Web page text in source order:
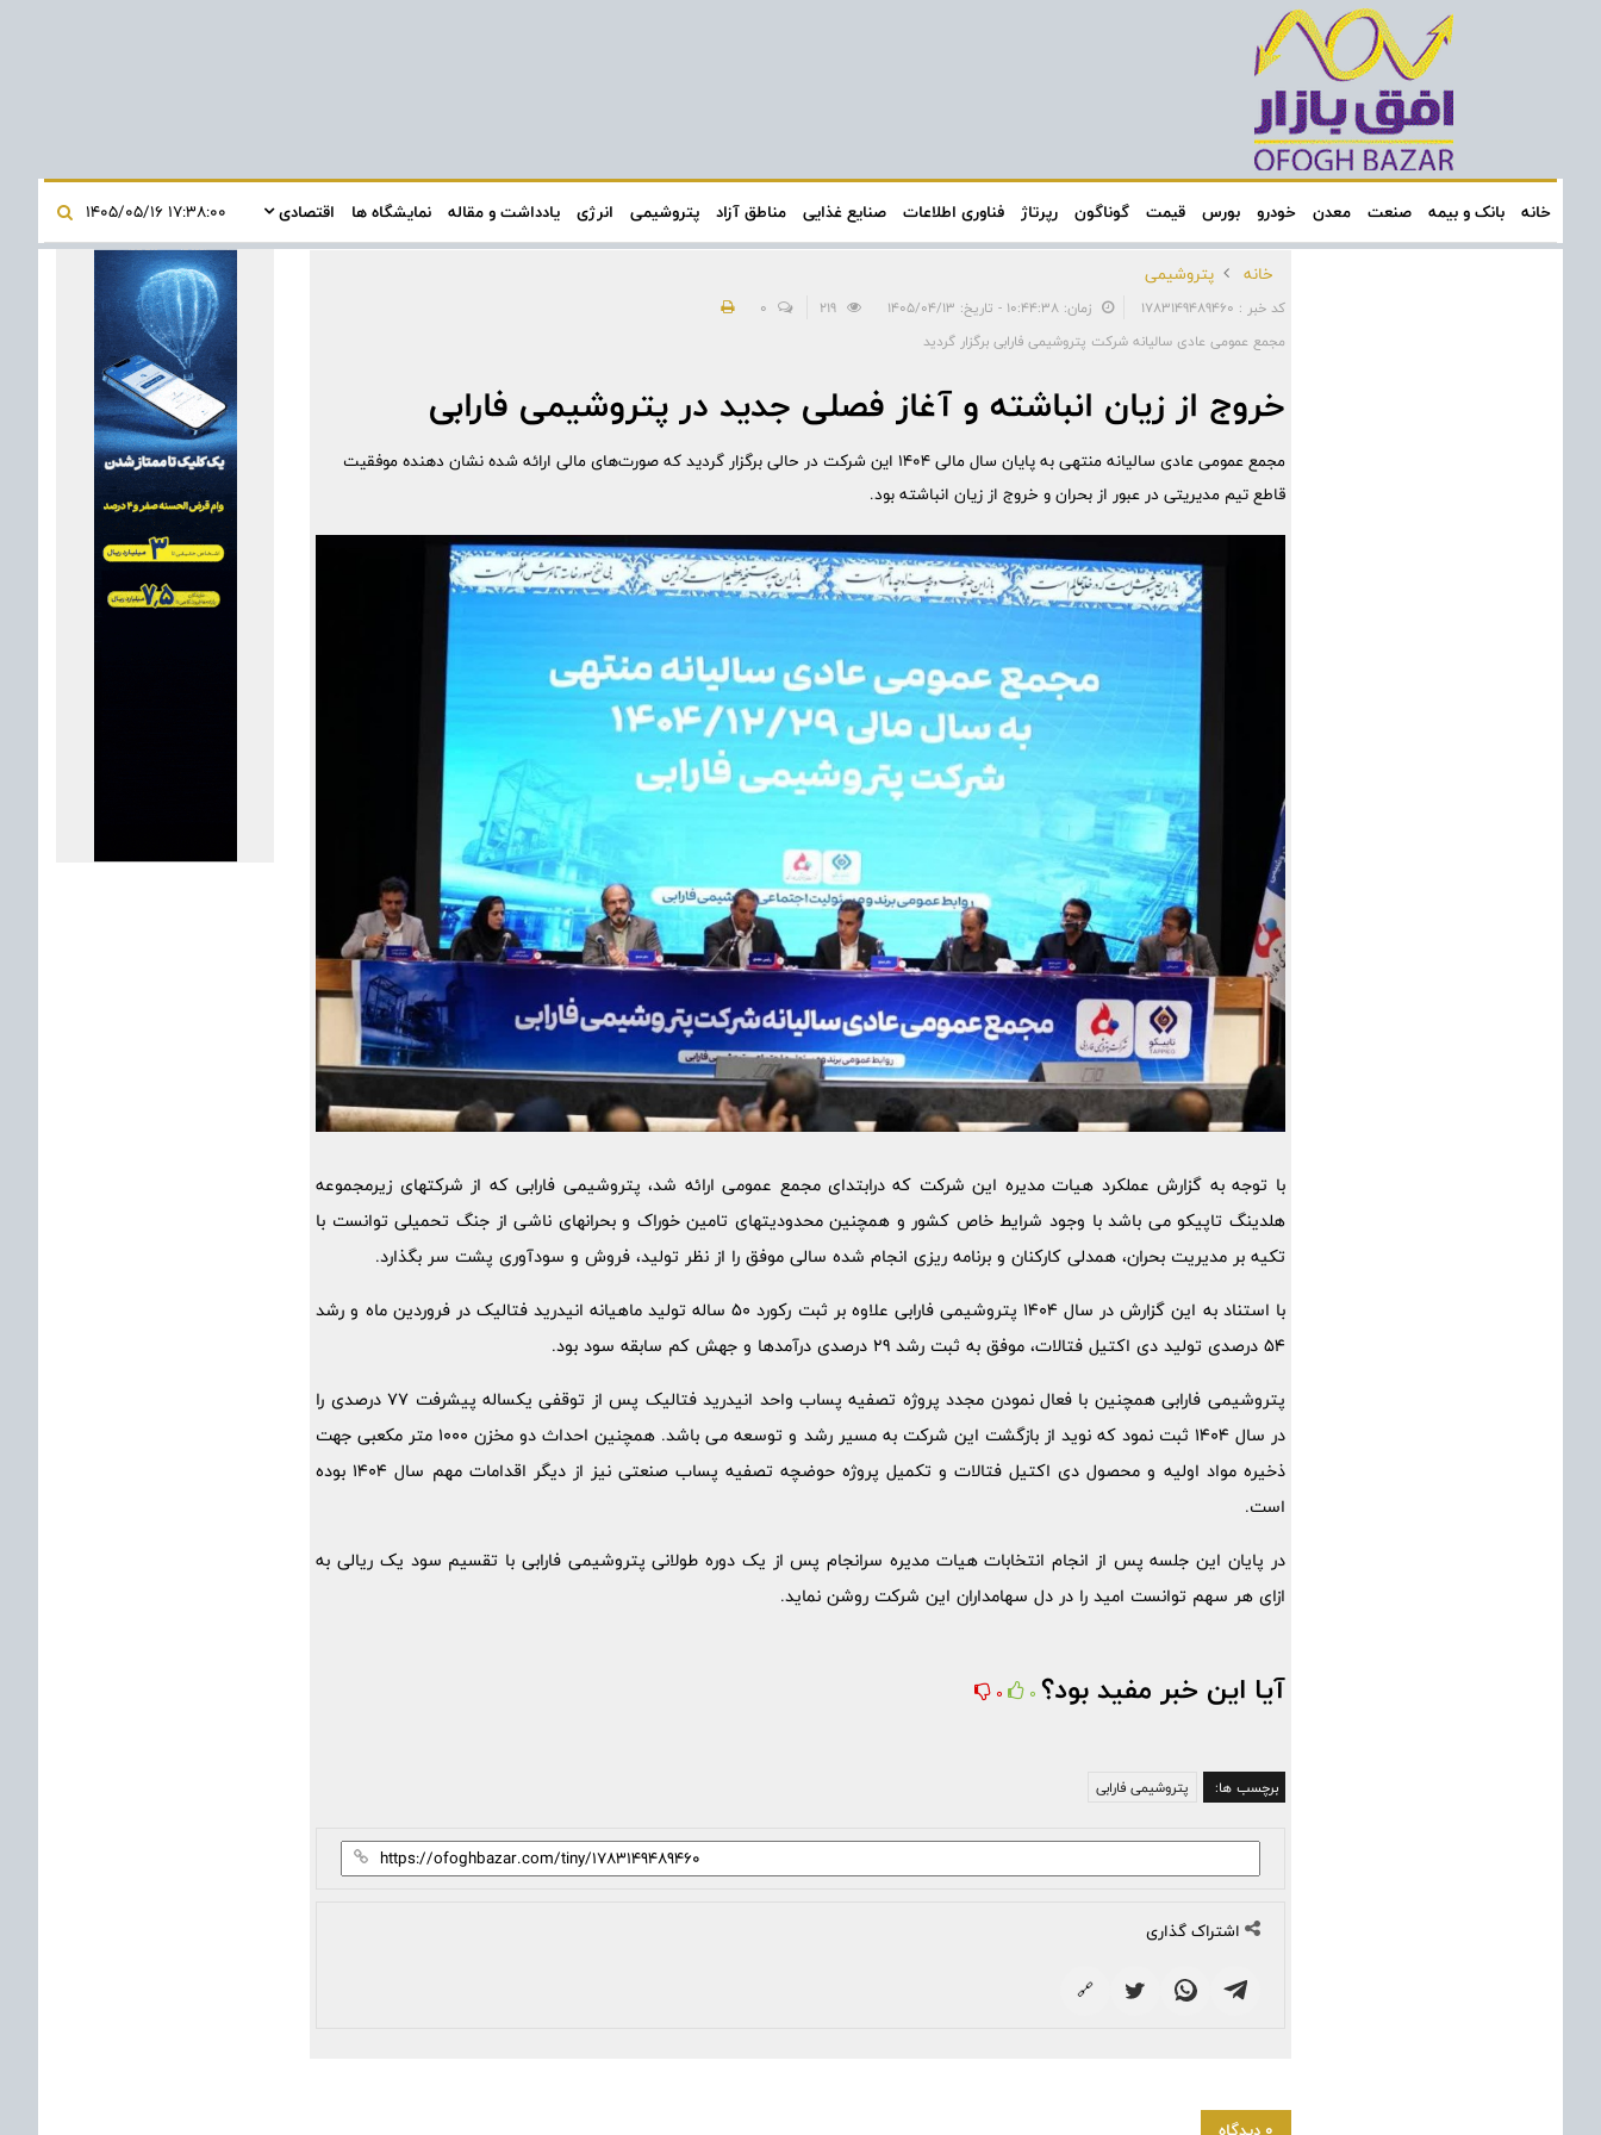
خانه بانک و بیمه صنعت معدن خودرو بورس قیمت گوناگون رپرتاژ فناوری اطلاعات صنایع غذایی مناطق آزاد پتروشیمی انرژی یادداشت و مقاله نمایشگاه ها اقتصادی
خانه پتروشیمی
کد خبر : 1783149489460 زمان: ۱۰:۴۴:۳۸ - تاریخ: ۱۴۰۵/۰۴/۱۳ 219
0
مجمع عمومی عادی سالیانه شرکت پتروشیمی فارابی برگزار گردید
خروج از زیان انباشته و آغاز فصلی جدید در پتروشیمی فارابی
مجمع عمومی عادی سالیانه منتهی به پایان سال مالی ۱۴۰۴ این شرکت در حالی برگزار گردید که صورت‌های مالی ارائه شده نشان دهنده موفقیت
قاطع تیم مدیریتی در عبور از بحران و خروج از زیان انباشته بود.
با توجه به گزارش عملکرد هیات مدیره این شرکت که درابتدای مجمع عمومی ارائه شد، پتروشیمی فارابی که از شرکتهای زیرمجموعه
هلدینگ تاپیکو می باشد با وجود شرایط خاص کشور و همچنین محدودیتهای تامین خوراک و بحرانهای ناشی از جنگ تحمیلی توانست با
تکیه بر مدیریت بحران، همدلی کارکنان و برنامه ریزی انجام شده سالی موفق را از نظر تولید، فروش و سودآوری پشت سر بگذارد.
با استناد به این گزارش در سال 1404 پتروشیمی فارابی علاوه بر ثبت رکورد 50 ساله تولید ماهیانه انیدرید فتالیک در فروردین ماه و رشد
54 درصدی تولید دی اکتیل فتالات، موفق به ثبت رشد 29 درصدی درآمدها و جهش کم سابقه سود بود.
پتروشیمی فارابی همچنین با فعال نمودن مجدد پروژه تصفیه پساب واحد انیدرید فتالیک پس از توقفی یکساله پیشرفت 77 درصدی را
در سال 1404 ثبت نمود که نوید از بازگشت این شرکت به مسیر رشد و توسعه می باشد. همچنین احداث دو مخزن 1000 متر مکعبی جهت
ذخیره مواد اولیه و محصول دی اکتیل فتالات و تکمیل پروژه حوضچه تصفیه پساب صنعتی نیز از دیگر اقدامات مهم سال 1404 بوده
است.
در پایان این جلسه پس از انجام انتخابات هیات مدیره سرانجام پس از یک دوره طولانی پتروشیمی فارابی با تقسیم سود یک ریالی به
ازای هر سهم توانست امید را در دل سهامداران این شرکت روشن نماید.
آیا این خبر مفید بود؟ 0
0
برچسب ها: پتروشیمی فارابی
اشتراک گذاری
🔗